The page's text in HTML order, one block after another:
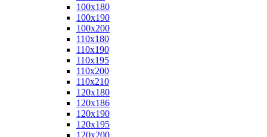
100x180
100x190
100x200
110x180
110x190
110x195
110x200
110x210
120x180
120x186
120x190
120x195
120x200